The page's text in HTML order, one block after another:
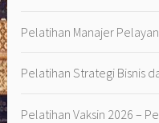
Pelatihan Manajer
Pelatihan Strategi Bisnis
Pelatihan Vaksin 2026 –